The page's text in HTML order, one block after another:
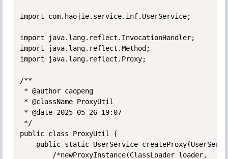
import com.haojie.service.inf.UserService;
import java.lang.reflect.InvocationHandler;
import java.lang.reflect.Method;
import java.lang.reflect.Proxy;
/**
* @author caopeng
* @className ProxyUtil
* @date 2025-05-26 19:07
*/
public class ProxyUtil {
public static UserService
        /*newProxyInstance(ClassLoader loader,